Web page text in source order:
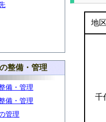
整備・管理
備・管理
備・管理
管理
地
千